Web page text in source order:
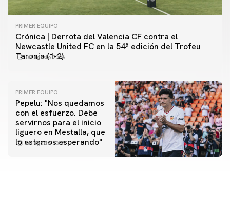
PRIMER EQUIPO
Crónica | Derrota del Valencia CF contra el
Newcastle United FC en la 54ª edición del Trofeu
Taronja (1-2)
08 agosto 2026
PRIMER EQUIPO
Pepelu: "Nos quedamos
con el esfuerzo. Debe
servirnos para el inicio
liguero en Mestalla, que
lo estamos esperando"
08 agosto 2026
PRIMER EQUIPO
Las fotos del Valencia CF-Newcastle United FC
PRIMER EQUIPO
MESTALLA 📍